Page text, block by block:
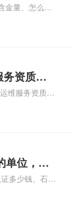
金量、怎么才
外审员、我
资质二
全运维服
维服务资质认
服务资质的费
方正文！
单位，石
多少钱、石家
庄9000认证